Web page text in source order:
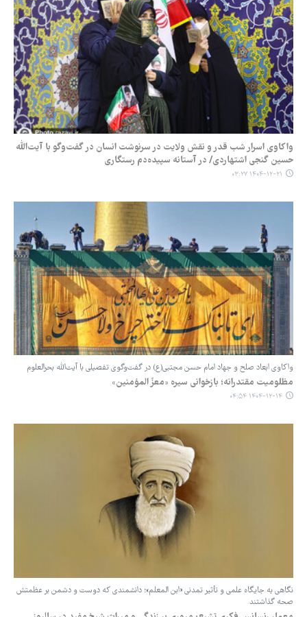
‏واکاوی اسرار شب قدر و نقش ولایت در سرنوشت انسان در گفت‌وگو با آیت‌الله
حسین گنجی اشتهاردی/ در آستانه سپیده‌دم رستگاری
۱۴۰۴-۱۲-۲۱ ۰۳:۲۷
واکاوی ابعاد صلح و جهاد امام حسن مجتبی(ع) در گفت‌وگوی تفصیلی با آیت‌الله بحرالعلوم
مظلومیت مقتدرانه؛ بازخوانی سیره «معزّ المؤمنین»
۱۴۰۴-۱۲-۱۴ ۰۴:۵۴
نگاهی به جایگاه علمی و تأثیر تمدنی «ابن المعلم»؛ دانشمندی که دوست و دشمن بر عظمتش
صحه گذاشتند